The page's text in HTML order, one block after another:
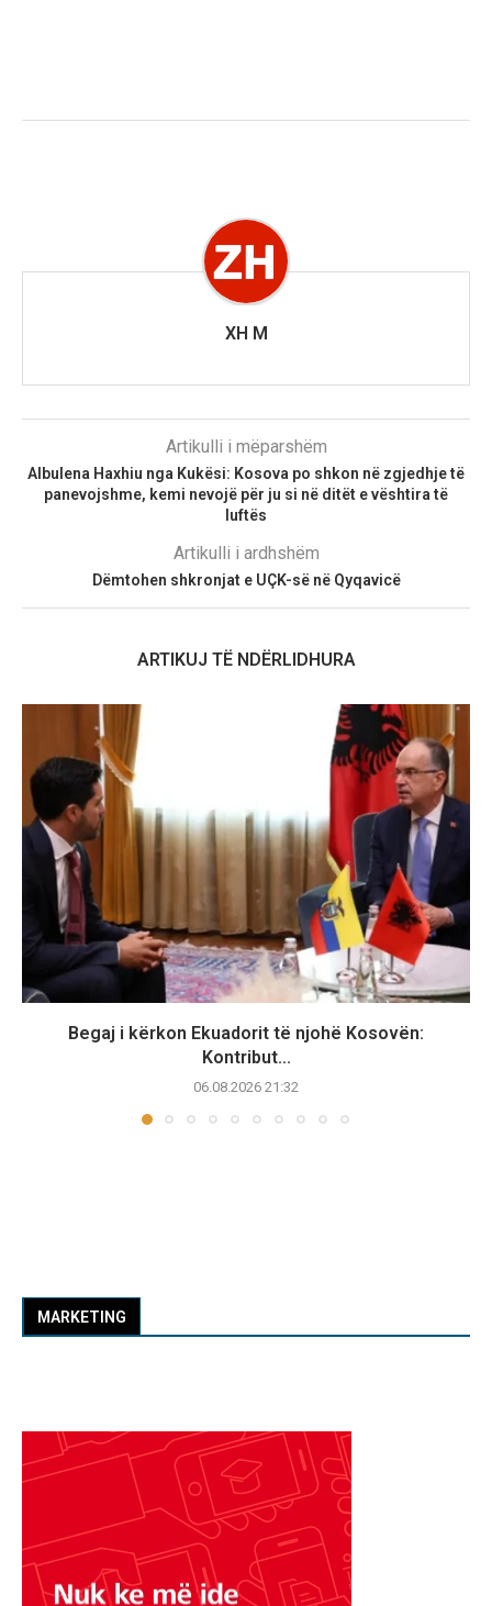
XH M
Artikulli i mëparshëm
Albulena Haxhiu nga Kukësi: Kosova po shkon në zgjedhje të
panevojshme, kemi nevojë për ju si në ditët e vështira të
luftës
Artikulli i ardhshëm
Dëmtohen shkronjat e UÇK-së në Qyqavicë
ARTIKUJ TË NDËRLIDHURA
Begaj i kërkon Ekuadorit të njohë Kosovën:
Kontribut...
06.08.2026 21:32
MARKETING